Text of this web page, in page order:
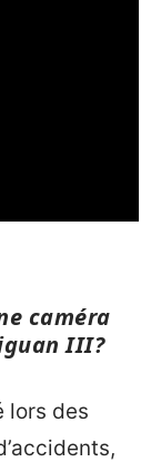
caméra
III?
lors des